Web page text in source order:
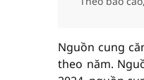
Nguồn cung
theo năm.